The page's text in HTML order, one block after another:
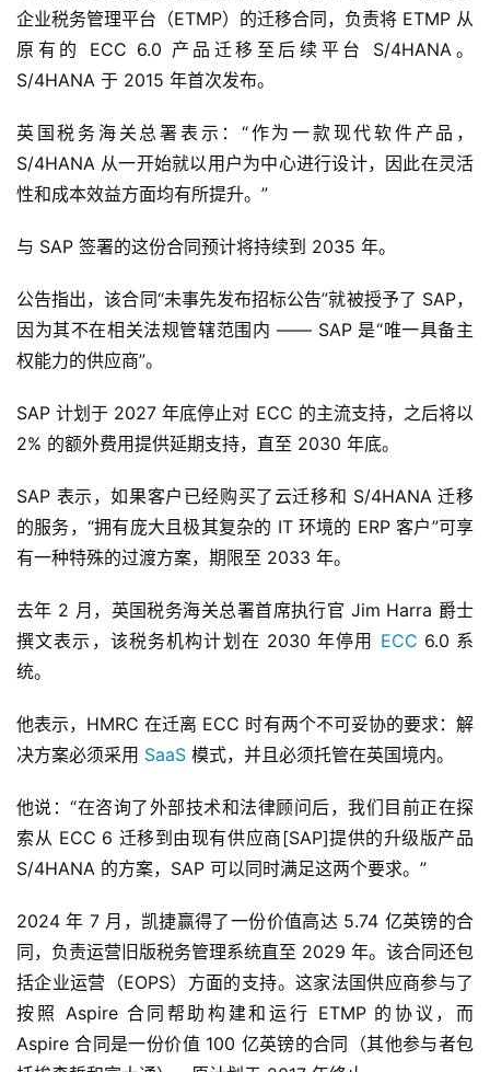
企业税务管理平台（ETMP）的迁移合同，负责将 ETMP 从
原有的 ECC 6.0 产品迁移至后续平台 S/4HANA。
S/4HANA 于 2015 年首次发布。
英国税务海关总署表示：“作为一款现代软件产品，
S/4HANA 从一开始就以用户为中心进行设计，因此在灵活
性和成本效益方面均有所提升。”
与 SAP 签署的这份合同预计将持续到 2035 年。
公告指出，该合同“未事先发布招标公告”就被授予了 SAP，
因为其不在相关法规管辖范围内 —— SAP 是“唯一具备主
权能力的供应商”。
SAP 计划于 2027 年底停止对 ECC 的主流支持，之后将以
2% 的额外费用提供延期支持，直至 2030 年底。
SAP 表示，如果客户已经购买了云迁移和 S/4HANA 迁移
的服务，“拥有庞大且极其复杂的 IT 环境的 ERP 客户”可享
有一种特殊的过渡方案，期限至 2033 年。
去年 2 月，英国税务海关总署首席执行官 Jim Harra 爵士
撰文表示，该税务机构计划在 2030 年停用 ECC 6.0 系
统。
他表示，HMRC 在迁离 ECC 时有两个不可妥协的要求：解
决方案必须采用 SaaS 模式，并且必须托管在英国境内。
他说：“在咨询了外部技术和法律顾问后，我们目前正在探
索从 ECC 6 迁移到由现有供应商[SAP]提供的升级版产品
S/4HANA 的方案，SAP 可以同时满足这两个要求。”
2024 年 7 月，凯捷赢得了一份价值高达 5.74 亿英镑的合
同，负责运营旧版税务管理系统直至 2029 年。该合同还包
括企业运营（EOPS）方面的支持。这家法国供应商参与了
按照 Aspire 合同帮助构建和运行 ETMP 的协议，而
Aspire 合同是一份价值 100 亿英镑的合同（其他参与者包